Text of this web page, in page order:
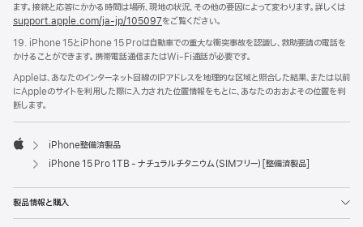
ます。接続と応答にかかる時間は場所、現地の状況、その他の要因によって変わります。詳しくは
support.apple.com/ja-jp/105097をご覧ください。
19. iPhone 15とiPhone 15 Proは自動車での重大な衝突事故を認識し、救助要請の電話を
かけることができます。携帯電話通信またはWi-Fi通話が必要です。
Appleは、あなたのインターネット回線のIPアドレスを地理的な区域と照合した結果、または以前
にAppleのサイトを利用した際に入力された位置情報をもとに、あなたのおおよその位置を判
断します。
Apple
iPhone整備済製品
iPhone 15 Pro 1TB - ナチュラルチタニウム（SIMフリー）[整備済製品]
製品情報と購入